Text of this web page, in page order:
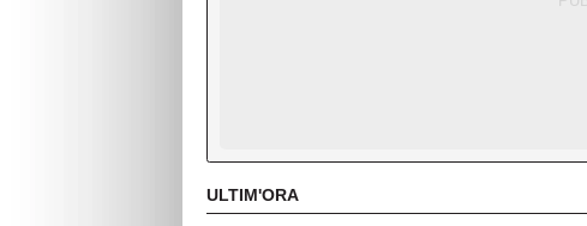
ULTIM'ORA